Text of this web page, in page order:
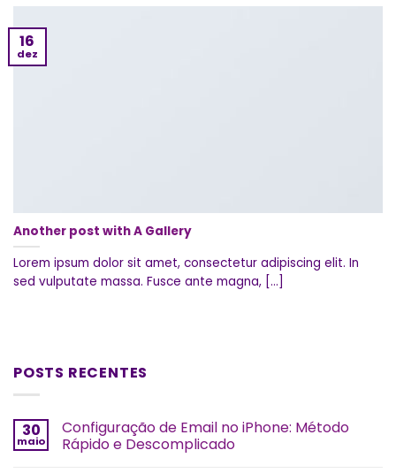
Another post with A Gallery
Lorem ipsum dolor sit amet, consectetur adipiscing elit. In
sed vulputate massa. Fusce ante magna, [...]
16
dez
POSTS RECENTES
30
maio
Configuração de Email no iPhone: Método
Rápido e Descomplicado